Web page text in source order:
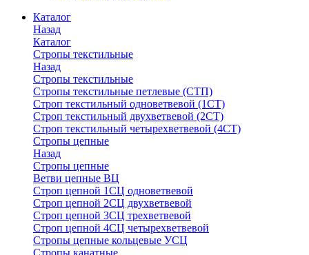
Каталог
Назад
Каталог
Стропы текстильные
Назад
Стропы текстильные
Стропы текстильные петлевые (СТП)
Строп текстильный одноветвевой (1СТ)
Строп текстильный двухветвевой (2СТ)
Строп текстильный четырехветвевой (4СТ)
Стропы цепные
Назад
Стропы цепные
Ветви цепные ВЦ
Строп цепной 1СЦ одноветвевой
Строп цепной 2СЦ двухветвевой
Строп цепной 3СЦ трехветвевой
Строп цепной 4СЦ четырехветвевой
Стропы цепные кольцевые УСЦ
Стропы канатные